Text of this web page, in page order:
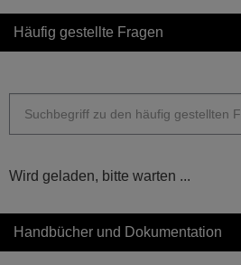
Häufig gestellte Fragen
Wird geladen, bitte warten ...
Handbücher und Dokumentation